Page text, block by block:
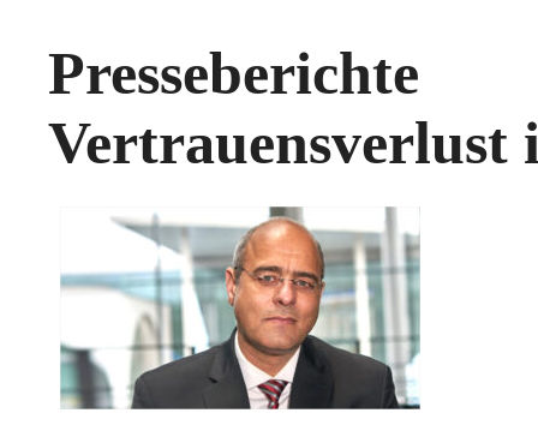
Vertrauensverlust